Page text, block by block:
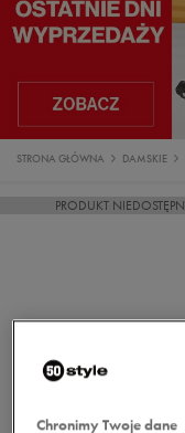
STRONA GŁÓWNA DAMSKIE
PRODUKT
Chronimy Twoje dane